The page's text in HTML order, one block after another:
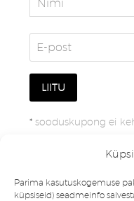
Parima kasutuskogemuse
küpsiseid) seadmeinfo
* sooduskupong ei